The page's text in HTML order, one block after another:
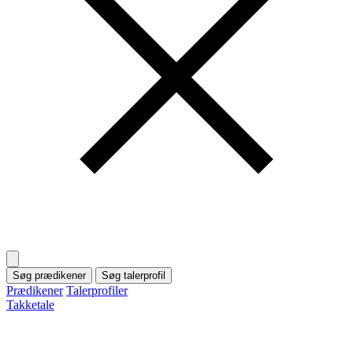
Søg prædikener Søg talerprofil
Prædikener Talerprofiler
Takketale